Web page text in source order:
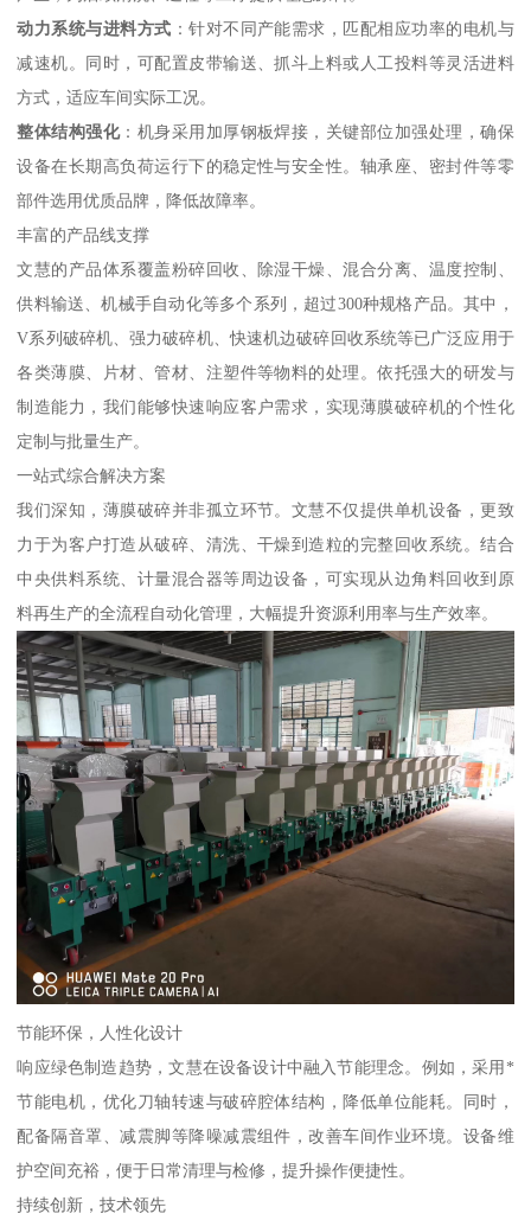
动力系统与进料方式 ：针对不同产能需求，匹配相应功率的电机与
减速机。同时，可配置皮带输送、抓斗上料或人工投料等灵活进料
方式，适应车间实际工况。
整体结构强化：机身采用加厚钢板焊接，关键部位加强处理，确保
设备在长期高负荷运行下的稳定性与安全性。轴承座、密封件等零
部件选用优质品牌，降低故障率。
丰富的产品线支撑
文慧的产品体系覆盖粉碎回收、除湿干燥、混合分离、温度控制、
供料输送、机械手自动化等多个系列，超过300种规格产品。其中，
V系列破碎机、强力破碎机、快速机边破碎回收系统等已广泛应用于
各类薄膜、片材、管材、注塑件等物料的处理。依托强大的研发与
制造能力，我们能够快速响应客户需求，实现薄膜破碎机的个性化
定制与批量生产。
一站式综合解决方案
我们深知，薄膜破碎并非孤立环节。文慧不仅提供单机设备，更致
力于为客户打造从破碎、清洗、干燥到造粒的完整回收系统。结合
中央供料系统、计量混合器等周边设备，可实现从边角料回收到原
料再生产的全流程自动化管理，大幅提升资源利用率与生产效率。
节能环保，人性化设计
响应绿色制造趋势，文慧在设备设计中融入节能理念。例如，采用*
节能电机，优化刀轴转速与破碎腔体结构，降低单位能耗。同时，
配备隔音罩、减震脚等降噪减震组件，改善车间作业环境。设备维
护空间充裕，便于日常清理与检修，提升操作便捷性。
持续创新，技术领先